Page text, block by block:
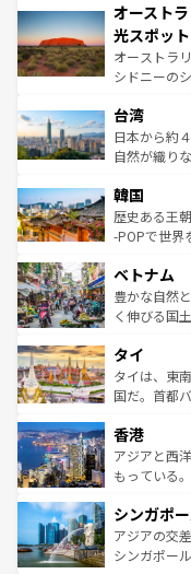
部のニュー
文化が魅力
しみながら
るだろう。
情報は
ワイ島は見
島だが、静
おすすめ。
文化や歴史
人々、おい
ク、伝統的
っている。
はコンテンツ
オースト
光スポット
オーストラ
シドニーの
リアリーフ
ク）、タス
ど、見どこ
いる。アク
ビング、ハ
い。オース
参照してほし
台湾
日本から約
自然が織り
ン）、静ひ
と山間の静
驚きをもた
容にもいい
照してほし
韓国
歴史ある王
-POPで世界
き、地方に
できる。そ
まで、さま
リティに包
覧を参照し
ベトナム
豊かな自然
く伸びる国
急速な発展
ーチミン市
醸し出して
とつ。フォ
ひ現地で味
が旅行者を
参照してほし
タイ
タイは、東
国だ。首都
の活気が交
帯で自然と
いビーチで
激する。気
が待ってい
た文化、そ
香港
アジアと西
もっている
み、どこを
ており、効
うな絶景か
シンガポ
アジアの交
シンガポー